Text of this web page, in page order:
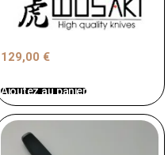
129,00 €
Ajoutez au panier